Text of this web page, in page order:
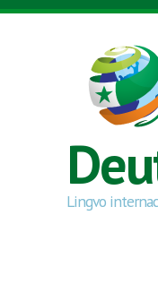
Direkt zum Inhalt
Lingvo